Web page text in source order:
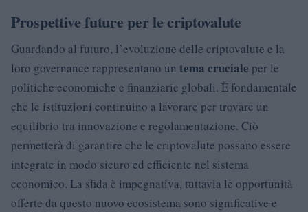
Prospettive future per le criptovalute
Guardando al futuro, l’evoluzione delle criptovalute e la
loro governance rappresentano un tema cruciale per le
politiche economiche e finanziarie globali. È fondamentale
che le istituzioni continuino a lavorare per trovare un
equilibrio tra innovazione e regolamentazione. Ciò
permetterà di garantire che le criptovalute possano essere
integrate in modo sicuro ed efficiente nel sistema
economico. La sfida è impegnativa, tuttavia le opportunità
offerte da questo nuovo ecosistema sono significative e